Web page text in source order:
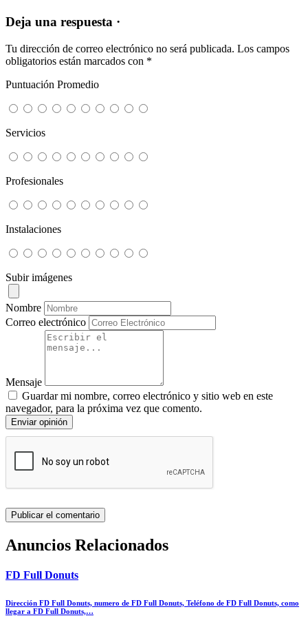
Deja una respuesta ·
Tu dirección de correo electrónico no será publicada. Los campos
obligatorios están marcados con *
Puntuación Promedio
Servicios
Profesionales
Instalaciones
Subir imágenes
Nombre
Correo electrónico
Mensaje
Guardar mi nombre, correo electrónico y sitio web en este
navegador, para la próxima vez que comento.
Enviar opinión
Anuncios Relacionados
FD Full Donuts
Dirección FD Full Donuts, numero de FD Full Donuts, Teléfono de FD Full Donuts, como
llegar a FD Full Donuts,…